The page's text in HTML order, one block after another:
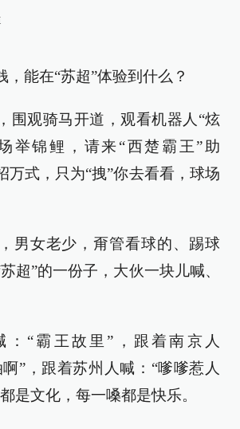
，能在“苏超”体验到什么？
围观骑马开道，观看机器人“炫
举锦鲤，请来“西楚霸王”助
式，只为“拽”你去看看，球场
男女老少，甭管看球的、踢球
超”的一份子，大伙一块儿喊、
：“霸王故里”，跟着南京人
”，跟着苏州人喊：“嗲嗲惹人
是文化，每一嗓都是快乐。